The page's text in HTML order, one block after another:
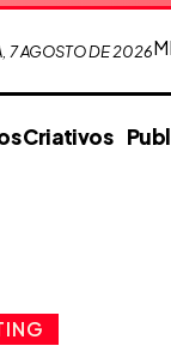
7 AGOSTO DE 2026
Criativos